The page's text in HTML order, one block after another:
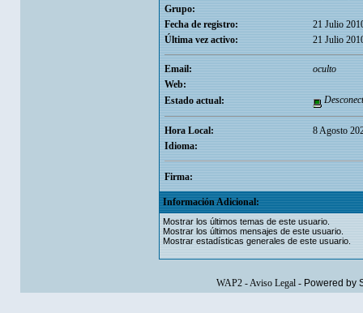
Grupo:
Fecha de registro:
21 Julio
Última vez activo:
21 Julio
Email:
oculto
Web:
Estado actual:
Hora Local:
8 Agosto
Idioma:
Firma:
Información Adicional:
Mostrar los últimos temas de este usuario.
Mostrar los últimos mensajes de este usuario.
Mostrar estadísticas generales de este usuario.
WAP2-Aviso Legal- Powered by